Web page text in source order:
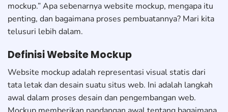
mockup.” Apa sebenarnya website mockup, mengapa itu
penting, dan bagaimana proses pembuatannya? Mari kita
telusuri lebih dalam.
Definisi Website Mockup
Website mockup adalah representasi visual statis dari
tata letak dan desain suatu situs web. Ini adalah langkah
awal dalam proses desain dan pengembangan web.